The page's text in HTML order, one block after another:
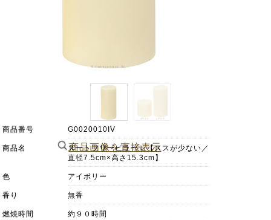
商品画像を直接表示
商品番号 G0020010IV
商品名
スートフリーピラーＬ【ススが少ない／
直径7.5cm×高さ15.3cm】
色 アイボリー
香り 無香
燃焼時間 約９０時間